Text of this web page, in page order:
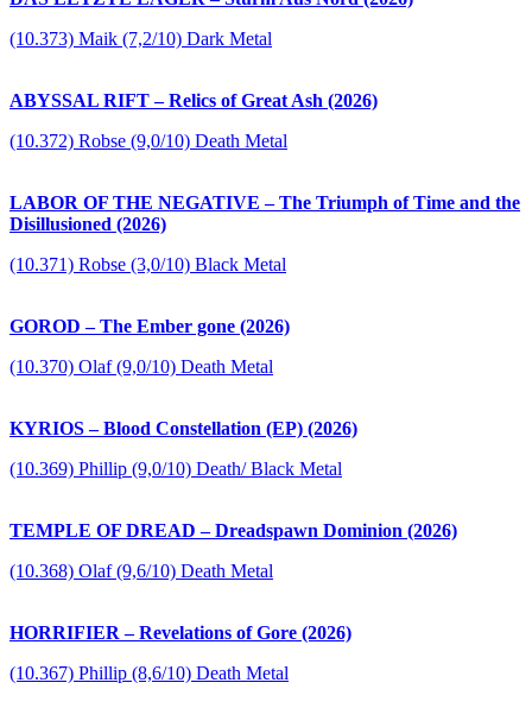
(10.373) Maik (7,2/10) Dark Metal
ABYSSAL RIFT – Relics of Great Ash (2026)
(10.372) Robse (9,0/10) Death Metal
LABOR OF THE NEGATIVE – The Triumph of Time and the
Disillusioned (2026)
(10.371) Robse (3,0/10) Black Metal
GOROD – The Ember gone (2026)
(10.370) Olaf (9,0/10) Death Metal
KYRIOS – Blood Constellation (EP) (2026)
(10.369) Phillip (9,0/10) Death/ Black Metal
TEMPLE OF DREAD – Dreadspawn Dominion (2026)
(10.368) Olaf (9,6/10) Death Metal
HORRIFIER – Revelations of Gore (2026)
(10.367) Phillip (8,6/10) Death Metal